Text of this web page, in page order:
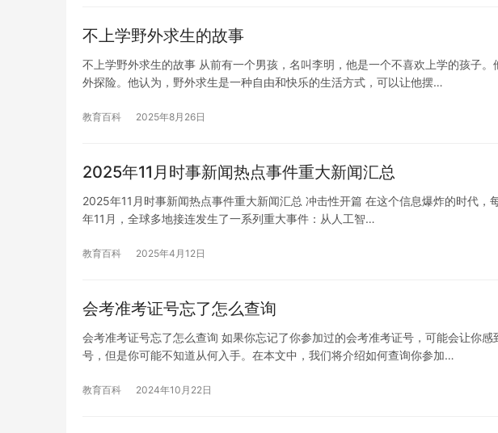
不上学野外求生的故事
不上学野外求生的故事 从前有一个男孩，名叫李明，他是一个不喜欢上学的孩子
外探险。他认为，野外求生是一种自由和快乐的生活方式，可以让他摆…
教育百科 2025年8月26日
2025年11月时事新闻热点事件重大新闻汇总
2025年11月时事新闻热点事件重大新闻汇总 冲击性开篇 在这个信息爆炸的时代
年11月，全球多地接连发生了一系列重大事件：从人工智…
教育百科 2025年4月12日
会考准考证号忘了怎么查询
会考准考证号忘了怎么查询 如果你忘记了你参加过的会考准考证号，可能会让你
号，但是你可能不知道从何入手。在本文中，我们将介绍如何查询你参加…
教育百科 2024年10月22日